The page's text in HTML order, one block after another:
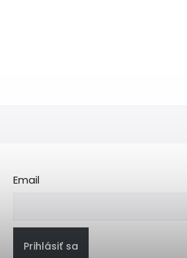
Email
Prihlásiť sa